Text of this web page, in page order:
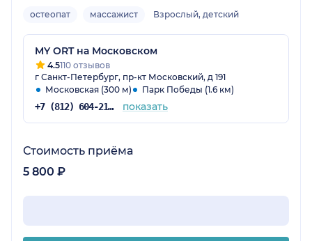
остеопат массажист Взрослый, детский
MY ORT на Московском
4.5110 отзывов
г Санкт-Петербург, пр-кт Московский, д 191
Московская (300 м)
Парк Победы (1.6 км)
+7 (812) 604-21-32 показать
Стоимость приёма
5 800 ₽